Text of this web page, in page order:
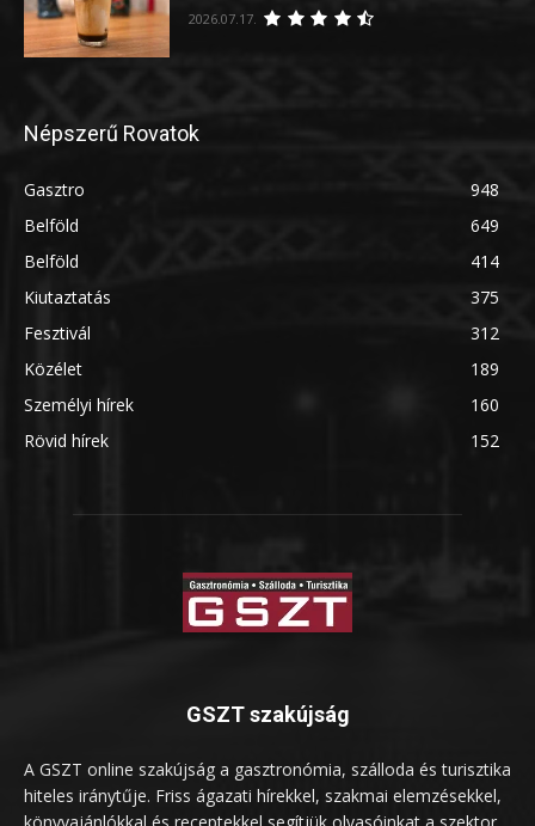
2026.07.17.
Népszerű Rovatok
Gasztro
948
Belföld
649
Belföld
414
Kiutaztatás
375
Fesztivál
312
Közélet
189
Személyi hírek
160
Rövid hírek
152
GSZT szakújság
A GSZT online szakújság a gasztronómia, szálloda és turisztika
hiteles iránytűje. Friss ágazati hírekkel, szakmai elemzésekkel,